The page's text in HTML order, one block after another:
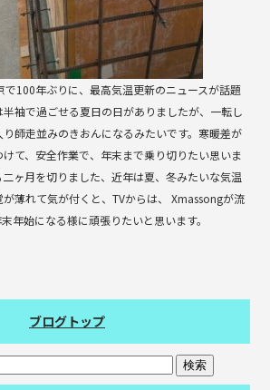
で100年ぶりに、最高気温更新のニュースが話題
袖で過ごせる夏日の日がありましたが、一転し
師走並みのきおんになるみたいです。寒暖差が
て、安全作業で、年末まで乗り切りたい思いま
ヶ月を切りました、近年は夏、冬みたいな気温
薄れて気が付くと、TVからは、 Xmassongが流
年始になる様に頑張りたいと思います。
ブログトップ